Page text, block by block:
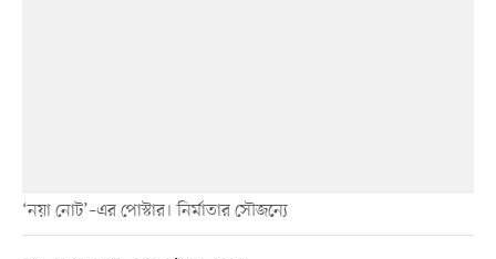
‘নয়া নোট’–এর পোস্টার। নির্মাতার সৌজন্যে